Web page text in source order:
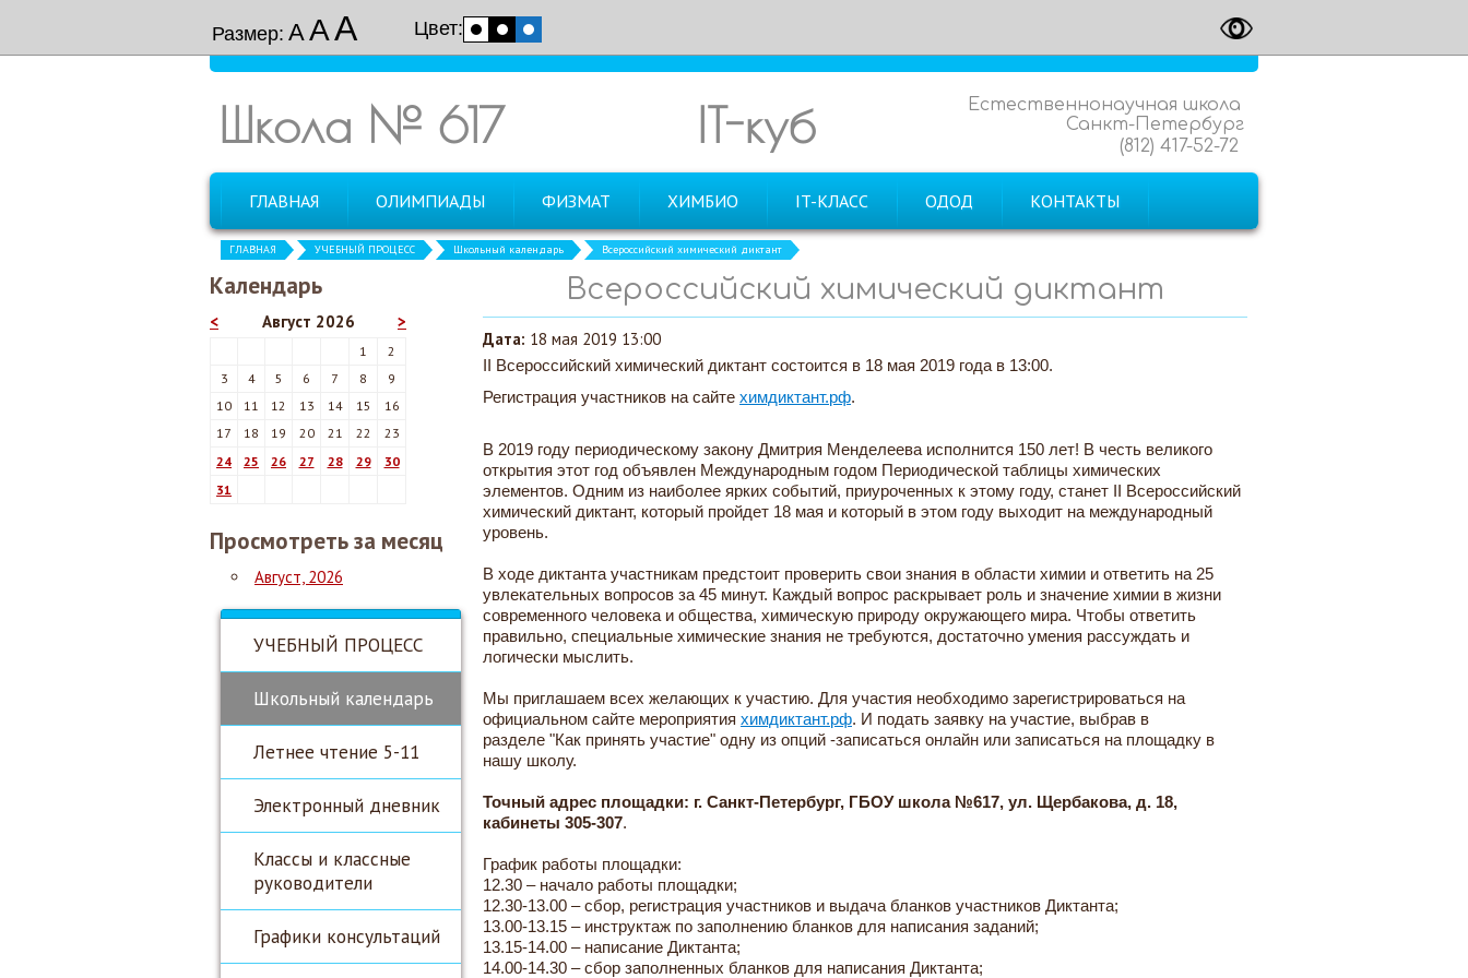
Размер: ААА Цвет:
Школа № 617
Естественнонаучная школа
Санкт-Петербург
(812) 417-52-72
IT-куб
ГЛАВНАЯ ОЛИМПИАДЫ ФИЗМАТ ХИМБИО IT-КЛАСС ОДОД КОНТАКТЫ
ГЛАВНАЯ УЧЕБНЫЙ ПРОЦЕСС Школьный календарь Всероссийский химический диктант
Календарь
< >
Август 2026
1
2
3
4 5 6 7 8
9
10
11 12 13 14 15
16
17
18 19 20 21 22
23
24
25 26 27 28 29
30
31
Просмотреть за месяц
Август, 2026
УЧЕБНЫЙ ПРОЦЕСС
Школьный календарь
Летнее чтение 5-11
Электронный дневник
Классы и классные
руководители
Графики консультаций
Всероссийский химический диктант
Дата: 18 мая 2019 13:00
II Всероссийский химический диктант состоится в 18 мая 2019 года в 13:00.
Регистрация участников на сайте химдиктант.рф.
В 2019 году периодическому закону Дмитрия Менделеева исполнится 150 лет! В честь великого
открытия этот год объявлен Международным годом Периодической таблицы химических
элементов. Одним из наиболее ярких событий, приуроченных к этому году, станет II Всероссийский
химический диктант, который пройдет 18 мая и который в этом году выходит на международный
уровень.
В ходе диктанта участникам предстоит проверить свои знания в области химии и ответить на 25
увлекательных вопросов за 45 минут. Каждый вопрос раскрывает роль и значение химии в жизни
современного человека и общества, химическую природу окружающего мира. Чтобы ответить
правильно, специальные химические знания не требуются, достаточно умения рассуждать и
логически мыслить.
Мы приглашаем всех желающих к участию. Для участия необходимо зарегистрироваться на
официальном сайте мероприятия химдиктант.рф. И подать заявку на участие, выбрав в
разделе "Как принять участие" одну из опций -записаться онлайн или записаться на площадку в
нашу школу.
Точный адрес площадки: г. Санкт-Петербург, ГБОУ школа №617, ул. Щербакова, д. 18,
кабинеты 305-307.
График работы площадки:
12.30 – начало работы площадки;
12.30-13.00 – сбор, регистрация участников и выдача бланков участников Диктанта;
13.00-13.15 – инструктаж по заполнению бланков для написания заданий;
13.15-14.00 – написание Диктанта;
14.00-14.30 – сбор заполненных бланков для написания Диктанта;